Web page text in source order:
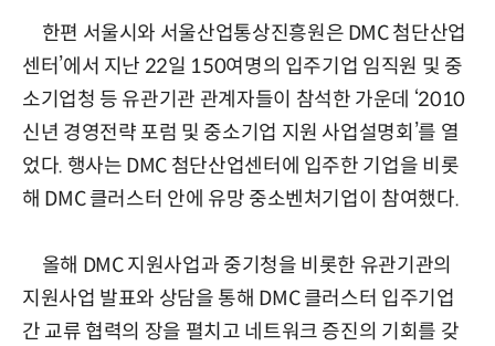
한편 서울시와 서울산업통상진흥원은 DMC 첨단산업
센터’에서 지난 22일 150여명의 입주기업 임직원 및 중
소기업청 등 유관기관 관계자들이 참석한 가운데 ‘2010
신년 경영전략 포럼 및 중소기업 지원 사업설명회’를 열
었다. 행사는 DMC 첨단산업센터에 입주한 기업을 비롯
해 DMC 클러스터 안에 유망 중소벤처기업이 참여했다.
올해 DMC 지원사업과 중기청을 비롯한 유관기관의
지원사업 발표와 상담을 통해 DMC 클러스터 입주기업
간 교류 협력의 장을 펼치고 네트워크 증진의 기회를 갖